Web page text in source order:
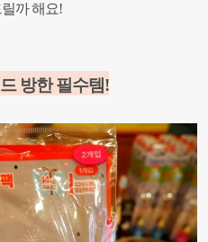
릴까 해요!
방한필수템!